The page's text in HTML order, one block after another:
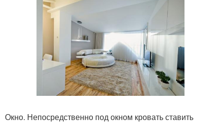
Окно. Непосредственно под окном кровать ставить